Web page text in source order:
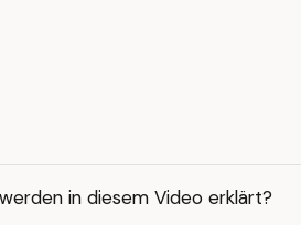
in diesem Video erklärt?